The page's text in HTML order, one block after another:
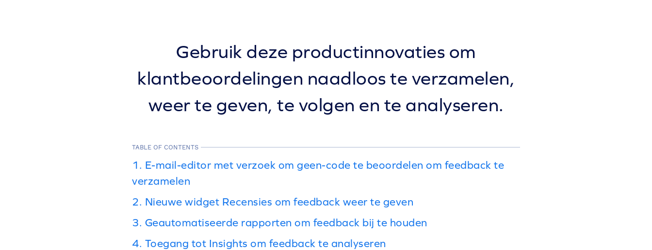
Gebruik deze productinnovaties om
klantbeoordelingen naadloos te verzamelen,
weer te geven, te volgen en te analyseren.
TABLE OF CONTENTS
1. E-mail-editor met verzoek om geen-code te beoordelen om feedback te
verzamelen
2. Nieuwe widget Recensies om feedback weer te geven
3. Geautomatiseerde rapporten om feedback bij te houden
4. Toegang tot Insights om feedback te analyseren